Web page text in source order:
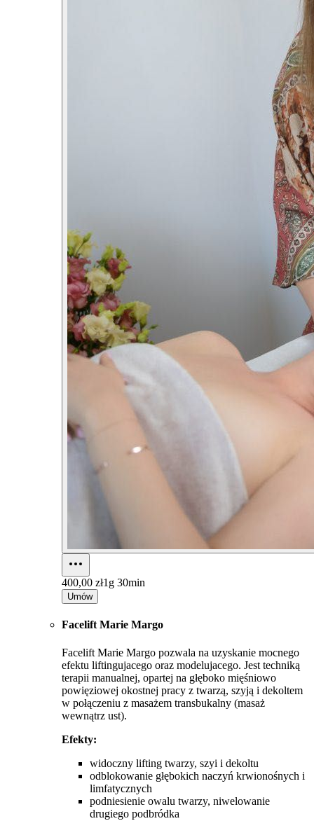
400,00 zł1g 30min
Umów
Facelift Marie Margo
Facelift Marie Margo pozwala na uzyskanie mocnego
efektu liftingujacego oraz modelujacego. Jest techniką
terapii manualnej, opartej na głęboko mięśniowo
powięziowej okostnej pracy z twarzą, szyją i dekoltem
w połączeniu z masażem transbukalny (masaż
wewnątrz ust).
Efekty:
widoczny lifting twarzy, szyi i dekoltu
odblokowanie głębokich naczyń krwionośnych i
limfatycznych
podniesienie owalu twarzy, niwelowanie
drugiego podbródka